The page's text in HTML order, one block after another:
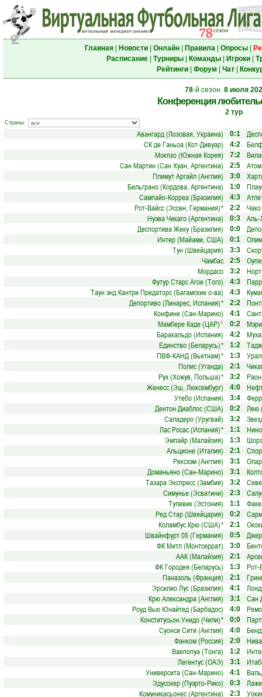
Главная| Новости| Онлайн| Правила| Опросы|
Расписание| Турниры| Команды| Игроки|
Рейтинги| Форум Чат|
78-й сезон. 8 июля
Конференция
2 тур
Страны:
Авангард (Лозовая, Украина) 0:1
СК де Ганьоа (Кот-Дивуар)
4:2
Мокпхо (Южная Корея)
7:2
Сан Мартин (Сан Хуан, Аргентина)
2:5
Плимут Аргайл (Англия)
3:0
Бельграно (Кордова, Аргентина)
1:0
Сампайо-Корреа (Бразилия)
4:3
Рот-Вайсс (Эссен, Германия)* 2:2
Нуэва Чикаго (Аргентина)
0:3
Аль-
Деспортива Жеку (Бразилия)
0:0
Интер (Майами, США)
0:1
Тун (Швейцария)
3:3
Чамбас
2:5
Мордасо
3:2
Футур Старс Агое (Того)
4:3
Таун энд Кантри Предаторс (Багамские о-ва)
4:3
Депортиво (Линарес, Испания)* 2:2
Конфине (Сан-Марино)
4:1
Мамбере Каде (ЦАР) с 0:2
Баракальдо (Испания)
4:2
Единство (Беларусь)* 1:2
ПВФ-КАНД (Вьетнам)* 1:3
Полис (Уганда)
2:1
Рух (Хожув, Польша)* 3:2
Женесс (Эш, Люксембург)
4:0
Утебо (Испания)
3:4
Дентон Диаблос (США)
0:2
Лею
Саладеро (Уругвай)
3:2
Лас Росас (Испания)* 1:1
Эмпайр (Малайзия)
1:3
Альционе (Италия)
2:1
Рексхэм (Англия)
3:1
Доманьяно (Сан-Марино)
3:1
Тазара Экспресс (Замбия)
3:2
Симунье (Эсватини)
2:3
Тулевик (Эстония)
1:1
Ред Стар (Швейцария)
0:2
Коламбус Крю (США)* 2:1
Швайнфурт 05 (Германия)
0:5
ФК Митл (Монтсеррат)
3:0
ААК (Малайзия)
2:1
ФК Городея (Беларусь)
1:3
Рот-
Паназоль (Франция)
2:1
Эрсилио Лус (Бразилия)
4:1
Крю Александра (Англия)
3:1
Сан
Роуд Вью Юнайтед (Барбадос)
4:0
Конститусьон Унидо (Чили)* 0:0
Суонси Сити (Англия)
4:0
Фанком (Россия)
2:0
Ваепопуа (Тонга)
1:2
Легентус (ОАЭ)
3:1
Университа (Сан-Марино)
4:1
Эдусокер (Пуэрто-Рико)
0:3
Комуникасьонес (Аргентина)
2:3